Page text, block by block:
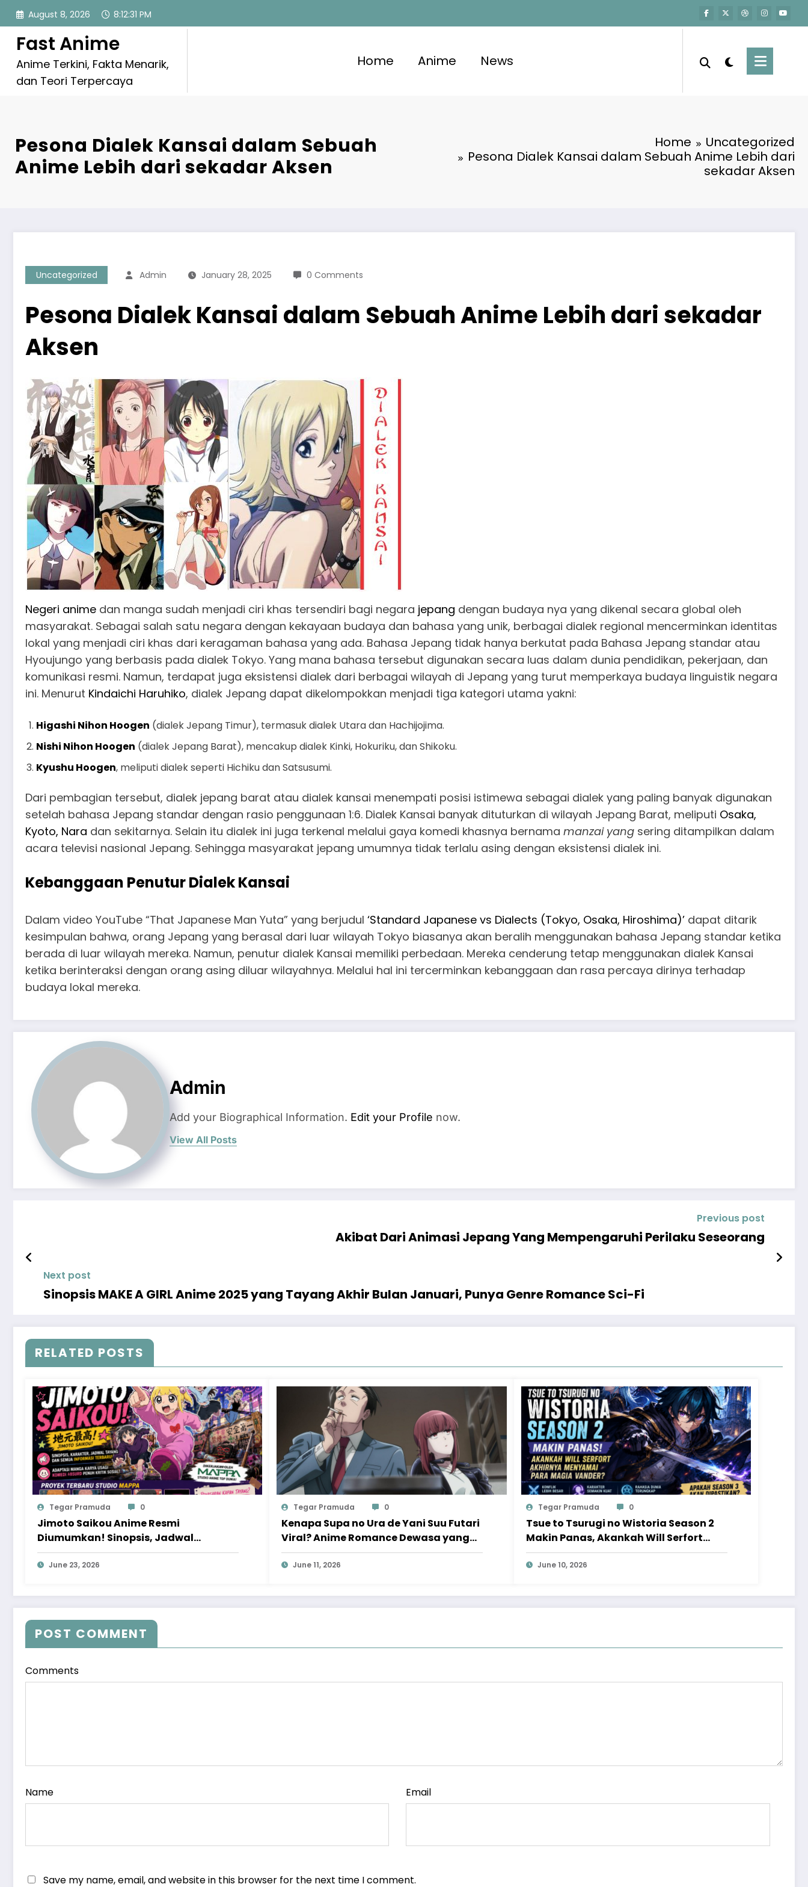
Skip
content
August 8, 2026 8:12:32 PM
Fast Anime
Anime Terkini, Fakta Menarik,
dan Teori Terpercaya
Home Anime News
Pesona Dialek Kansai dalam Sebuah
Anime Lebih dari sekadar Aksen
Home
Uncategorized
Pesona Dialek Kansai dalam Sebuah Anime Lebih dari
sekadar Aksen
Uncategorized Admin January 28, 2025 0 Comments
Pesona Dialek Kansai dalam Sebuah Anime Lebih dari sekadar
Aksen
Negeri anime dan manga sudah menjadi ciri khas tersendiri bagi negara jepang dengan budaya nya yang dikenal secara global oleh
masyarakat. Sebagai salah satu negara dengan kekayaan budaya dan bahasa yang unik, berbagai dialek regional mencerminkan identitas
lokal yang menjadi ciri khas dari keragaman bahasa yang ada. Bahasa Jepang tidak hanya berkutat pada Bahasa Jepang standar atau
Hyoujungo yang berbasis pada dialek Tokyo. Yang mana bahasa tersebut digunakan secara luas dalam dunia pendidikan, pekerjaan, dan
komunikasi resmi. Namun, terdapat juga eksistensi dialek dari berbagai wilayah di Jepang yang turut memperkaya budaya linguistik negara
ini. Menurut Kindaichi Haruhiko, dialek Jepang dapat dikelompokkan menjadi tiga kategori utama yakni:
Higashi Nihon Hoogen (dialek Jepang Timur), termasuk dialek Utara dan Hachijojima.
Nishi Nihon Hoogen (dialek Jepang Barat), mencakup dialek Kinki, Hokuriku, dan Shikoku.
Kyushu Hoogen, meliputi dialek seperti Hichiku dan Satsusumi.
Dari pembagian tersebut, dialek jepang barat atau dialek kansai menempati posisi istimewa sebagai dialek yang paling banyak digunakan
setelah bahasa Jepang standar dengan rasio penggunaan 1:6. Dialek Kansai banyak dituturkan di wilayah Jepang Barat, meliputi Osaka,
Kyoto, Nara dan sekitarnya. Selain itu dialek ini juga terkenal melalui gaya komedi khasnya bernama manzai yang sering ditampilkan dalam
acara televisi nasional Jepang. Sehingga masyarakat jepang umumnya tidak terlalu asing dengan eksistensi dialek ini.
Kebanggaan Penutur Dialek Kansai
Dalam video YouTube “That Japanese Man Yuta” yang berjudul ‘Standard Japanese vs Dialects (Tokyo, Osaka, Hiroshima)’ dapat ditarik
kesimpulan bahwa, orang Jepang yang berasal dari luar wilayah Tokyo biasanya akan beralih menggunakan bahasa Jepang standar ketika
berada di luar wilayah mereka. Namun, penutur dialek Kansai memiliki perbedaan. Mereka cenderung tetap menggunakan dialek Kansai
ketika berinteraksi dengan orang asing diluar wilayahnya. Melalui hal ini tercerminkan kebanggaan dan rasa percaya dirinya terhadap
budaya lokal mereka.
Admin
Add your Biographical Information. Edit your Profile now.
View All Posts
Previous post
Akibat Dari Animasi Jepang Yang Mempengaruhi Perilaku Seseorang
Next post
Sinopsis MAKE A GIRL Anime 2025 yang Tayang Akhir Bulan Januari, Punya Genre Romance Sci-Fi￼
RELATED POSTS
Tegar Pramuda 0
Jimoto Saikou Anime Resmi
Diumumkan! Sinopsis, Jadwal
Tayang, dan Proyek Baru MAPPA yang
Patut Ditunggu
June 23, 2026
Tegar Pramuda 0
Kenapa Supa no Ura de Yani Suu Futari
Viral? Anime Romance Dewasa yang
Bikin Penonton Ketagihan
June 11, 2026
Tegar Pramuda 0
Tsue to Tsurugi no Wistoria Season 2
Makin Panas, Akankah Will Serfort
Akhirnya Menyamai Para Magia
Vander?
June 10, 2026
POST COMMENT
Comments
Name Email
Save my name, email, and website in this browser for the next time I comment.